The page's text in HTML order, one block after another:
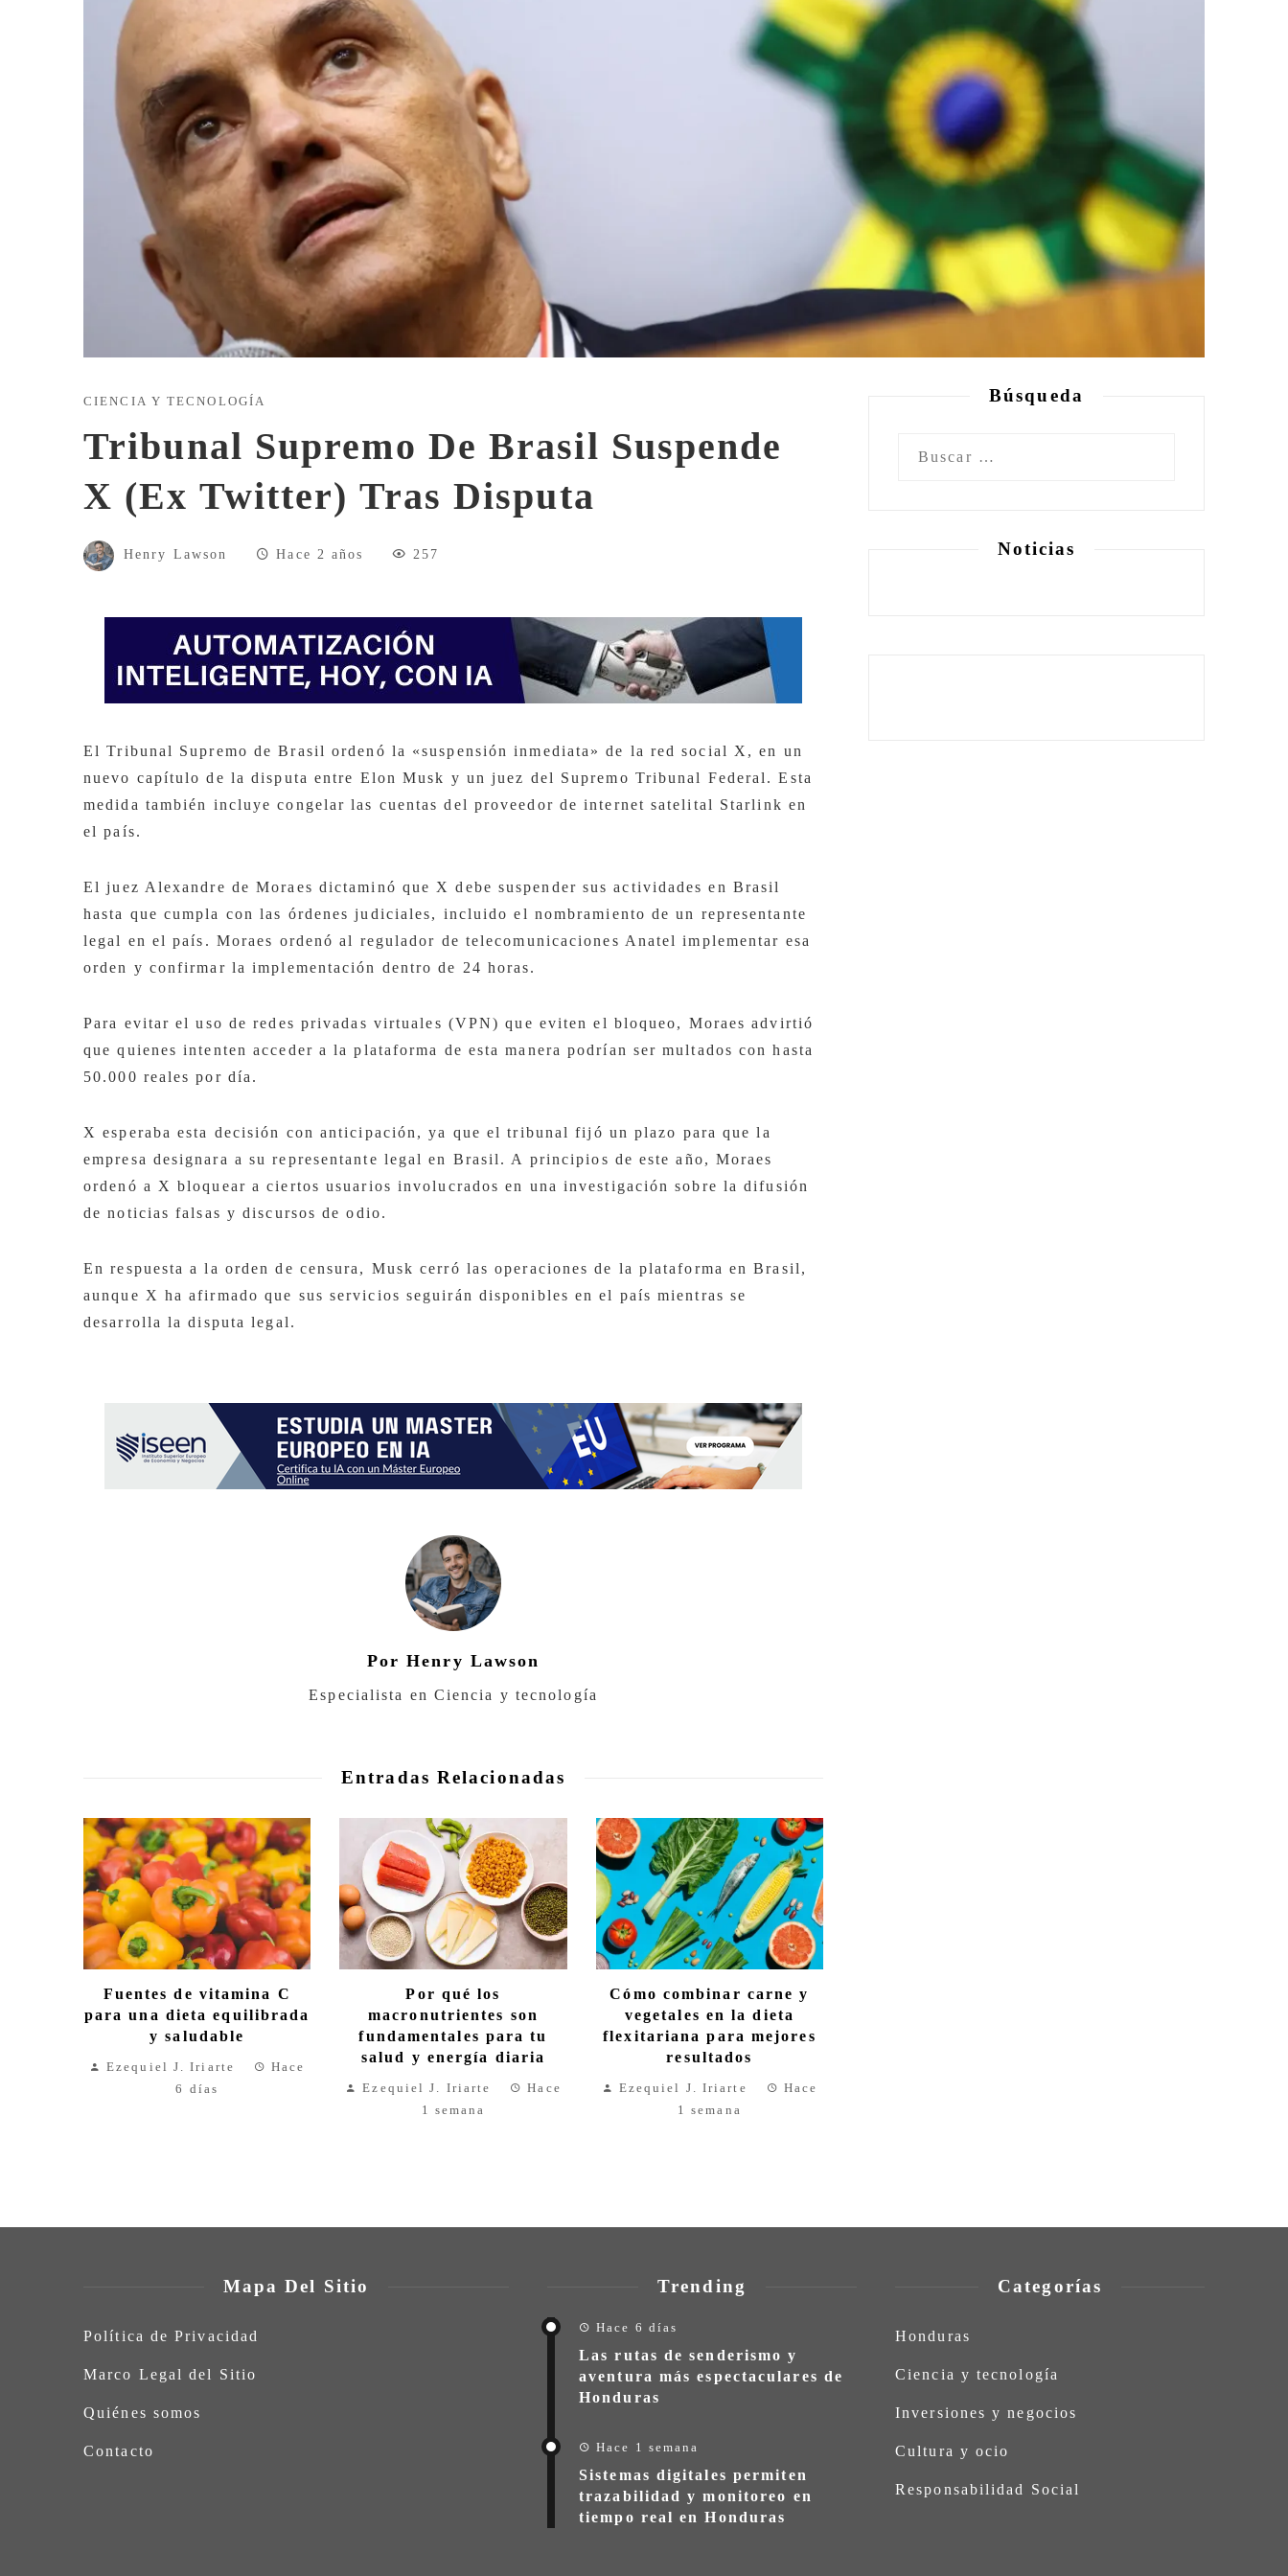
CIENCIA Y TECNOLOGÍA
Tribunal Supremo De Brasil Suspende
X (ex Twitter) Tras Disputa
Henry Lawson Hace 2 años 257
El Tribunal Supremo de Brasil ordenó la «suspensión inmediata» de la red social X, en un
nuevo capítulo de la disputa entre Elon Musk y un juez del Supremo Tribunal Federal. Esta
medida también incluye congelar las cuentas del proveedor de internet satelital Starlink en
el país.
El juez Alexandre de Moraes dictaminó que X debe suspender sus actividades en Brasil
hasta que cumpla con las órdenes judiciales, incluido el nombramiento de un representante
legal en el país. Moraes ordenó al regulador de telecomunicaciones Anatel implementar esa
orden y confirmar la implementación dentro de 24 horas.
Para evitar el uso de redes privadas virtuales (VPN) que eviten el bloqueo, Moraes advirtió
que quienes intenten acceder a la plataforma de esta manera podrían ser multados con hasta
50.000 reales por día.
X esperaba esta decisión con anticipación, ya que el tribunal fijó un plazo para que la
empresa designara a su representante legal en Brasil. A principios de este año, Moraes
ordenó a X bloquear a ciertos usuarios involucrados en una investigación sobre la difusión
de noticias falsas y discursos de odio.
En respuesta a la orden de censura, Musk cerró las operaciones de la plataforma en Brasil,
aunque X ha afirmado que sus servicios seguirán disponibles en el país mientras se
desarrolla la disputa legal.
Por Henry Lawson
Especialista en Ciencia y tecnología
Entradas Relacionadas
Fuentes de vitamina C
para una dieta equilibrada
y saludable
Ezequiel J. Iriarte
Hace
6 días
Por qué los
macronutrientes son
fundamentales para tu
salud y energía diaria
Ezequiel J. Iriarte
Hace
1 semana
Cómo combinar carne y
vegetales en la dieta
flexitariana para mejores
resultados
Ezequiel J. Iriarte
Hace
1 semana
Búsqueda
Noticias
Mapa Del Sitio
Política de Privacidad
Marco Legal del Sitio
Quiénes somos
Contacto
Trending
Hace 6 días
Las rutas de senderismo y
aventura más espectaculares de
Honduras
Hace 1 semana
Sistemas digitales permiten
trazabilidad y monitoreo en
tiempo real en Honduras
Categorías
Honduras
Ciencia y tecnología
Inversiones y negocios
Cultura y ocio
Responsabilidad Social